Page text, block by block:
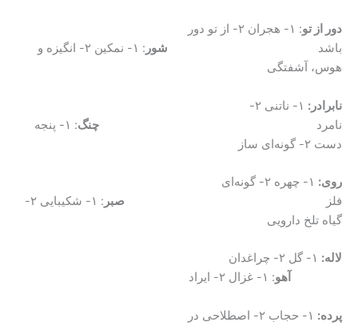
دور از تو
: ۱- هجران ۲- از تو دور
باشد شور
: ۱- نمکین ۲- انگیزه و
هوس، آشفتگی
نابرادر:
۱- ناتنی ۲-
نامرد چنگ
: ۱- پنجه
دست ۲- گونه‌ای ساز
روی:
۱- چهره ۲- گونه‌ای
فلز صبر
: ۱- شکیبایی ۲-
گیاه تلخ دارویی
لاله:
۱- گل ۲- چراغدان
آهو: ۱- غزال ۲- ایراد
پرده:
۱- حجاب ۲- اصطلاحی در